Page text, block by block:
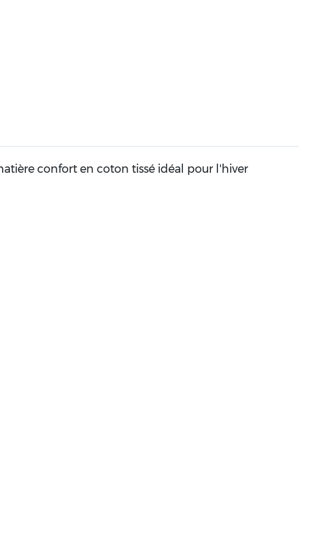
confort en coton tissé idéal pour l'hiver